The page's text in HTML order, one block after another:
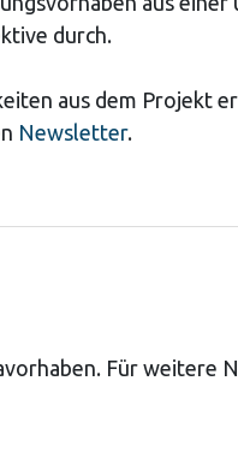
durch.
aus dem Projekt
Newsletter.
Für weitere